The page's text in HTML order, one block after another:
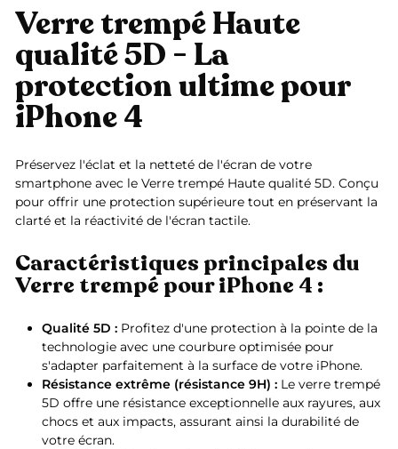
Verre trempé Haute
qualité 5D - La
protection ultime pour
iPhone 4
Préservez l'éclat et la netteté de l'écran de votre
smartphone avec le Verre trempé Haute qualité 5D. Conçu
pour offrir une protection supérieure tout en préservant la
clarté et la réactivité de l'écran tactile.
Caractéristiques principales du
Verre trempé pour iPhone 4 :
Qualité 5D : Profitez d'une protection à la pointe de la
technologie avec une courbure optimisée pour
s'adapter parfaitement à la surface de votre iPhone.
Résistance extrême (résistance 9H) : Le verre trempé
5D offre une résistance exceptionnelle aux rayures, aux
chocs et aux impacts, assurant ainsi la durabilité de
votre écran.